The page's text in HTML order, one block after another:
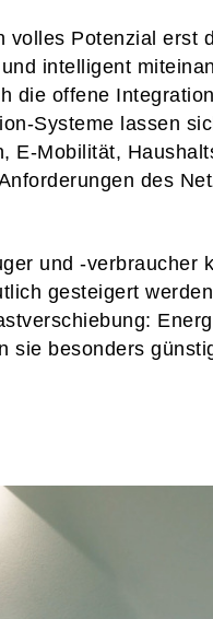
volles Potenzial erst
intelligent
die offene
Systeme lassen
E-Mobilität,
des
und -verbraucher
gesteigert
sie besonders